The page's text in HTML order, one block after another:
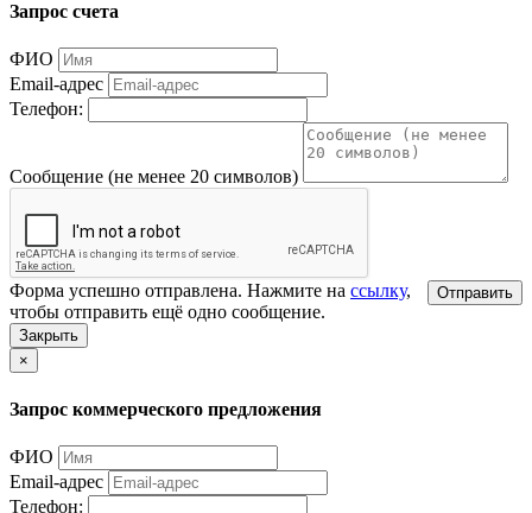
Запрос счета
ФИО
Email-адрес
Телефон:
Сообщение (не менее 20 символов)
Отправить
Форма успешно отправлена. Нажмите на ссылку,
чтобы отправить ещё одно сообщение.
Закрыть
×
Запрос коммерческого предложения
ФИО
Email-адрес
Телефон: